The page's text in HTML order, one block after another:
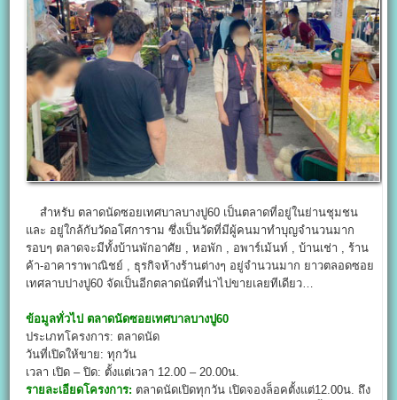
สำหรับ ตลาดนัดซอยเทศบาลบางปู60 เป็นตลาดที่อยู่ในย่านชุมชน
และ อยู่ใกล้กับวัดอโศการาม ซึ่งเป็นวัดที่มีผู้คนมาทำบุญจำนวนมาก
รอบๆ ตลาดจะมีทั้งบ้านพักอาศัย , หอพัก , อพาร์เม้นท์ , บ้านเช่า , ร้าน
ค้า-อาคาราพาณิชย์ , ธุรกิจห้างร้านต่างๆ อยู่จำนวนมาก ยาวตลอดซอย
เทศลาบปางปู60 จัดเป็นอีกตลาดนัดที่น่าไปขายเลยทีเดียว…
ข้อมูลทั่วไป ตลาดนัดซอยเทศบาลบางปู60
ประเภทโครงการ: ตลาดนัด
วันที่เปิดให้ขาย: ทุกวัน
เวลา เปิด – ปิด: ตั้งแต่เวลา 12.00 – 20.00น.
รายละเอียดโครงการ: ตลาดนัดเปิดทุกวัน เปิดจองล็อคตั้งแต่12.00น. ถึง